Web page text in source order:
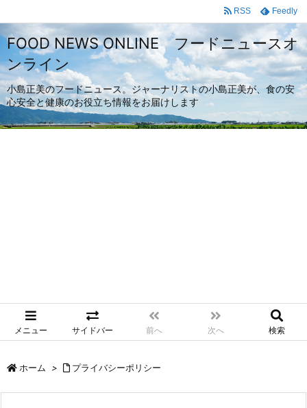
FOOD NEWS ONLINE フードニュースオ
ンライン
小島正美のフードニュース。ジャーナリストの小島正美が、食の安
心安全と健康のお役立ち情報をお届けします
メニュー サイドバー 前へ 次へ 検索
RSS Feedly
ホーム > プライバシーポリシー